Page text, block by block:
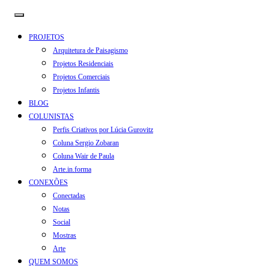
PROJETOS
Arquitetura de Paisagismo
Projetos Residenciais
Projetos Comerciais
Projetos Infantis
BLOG
COLUNISTAS
Perfis Criativos por Lúcia Gurovitz
Coluna Sergio Zobaran
Coluna Wair de Paula
Arte.in.forma
CONEXÕES
Conectadas
Notas
Social
Mostras
Arte
QUEM SOMOS